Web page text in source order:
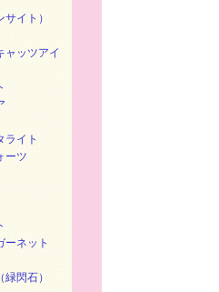
イト）
ャッツアイ
ライト
ーツ
ーネット
閃石）